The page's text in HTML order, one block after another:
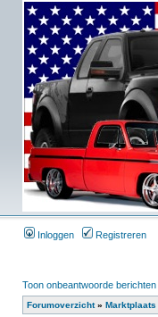
Inloggen Registreren
Toon onbeantwoorde berichten
Forumoverzicht» Marktplaats